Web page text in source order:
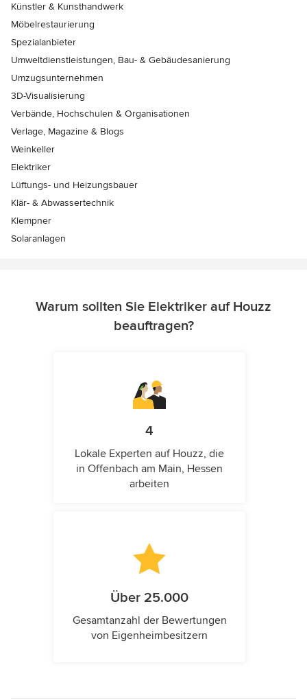
Künstler & Kunsthandwerk
Möbelrestaurierung
Spezialanbieter
Umweltdienstleistungen, Bau- & Gebäudesanierung
Umzugsunternehmen
3D-Visualisierung
Verbände, Hochschulen & Organisationen
Verlage, Magazine & Blogs
Weinkeller
Elektriker
Lüftungs- und Heizungsbauer
Klär- & Abwassertechnik
Klempner
Solaranlagen
Warum sollten Sie Elektriker auf Houzz
beauftragen?
4
Lokale Experten auf Houzz, die
in Offenbach am Main, Hessen
arbeiten
Über 25.000
Gesamtanzahl der Bewertungen
von Eigenheimbesitzern